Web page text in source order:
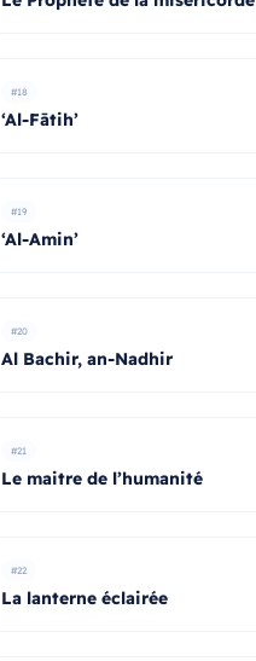
#18
‘Al-Fātih’
#19
‘Al-Amin’
#20
Al Bachir, an-Nadhir
#21
Le maitre de l’humanité
#22
La lanterne éclairée